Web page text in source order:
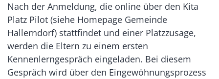
Nach der Anmeldung, die online über den Kita
Platz Pilot (siehe Homepage Gemeinde
Hallerndorf) stattfindet und einer Platzzusage,
werden die Eltern zu einem ersten
Kennenlerngespräch eingeladen. Bei diesem
Gespräch wird über den Eingewöhnungsprozess